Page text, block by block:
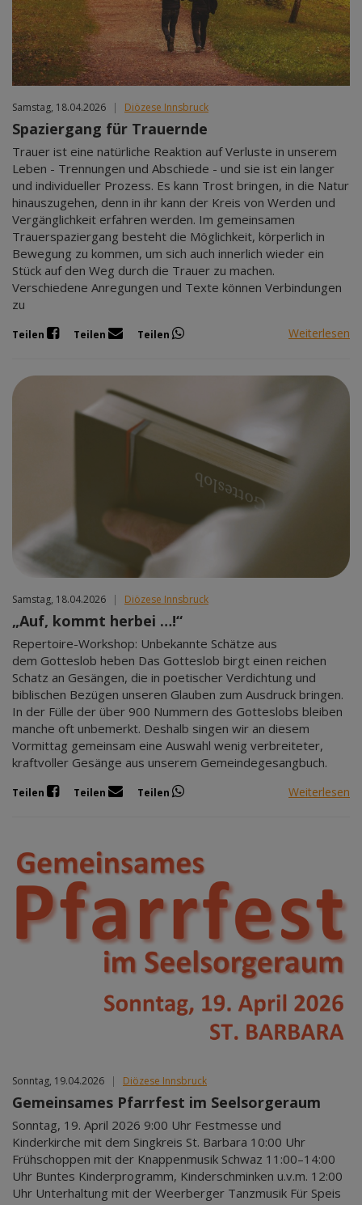
Samstag, 18.04.2026 | Diözese Innsbruck
Spaziergang für Trauernde
Trauer ist eine natürliche Reaktion auf Verluste in unserem
Leben - Trennungen und Abschiede - und sie ist ein langer
und individueller Prozess. Es kann Trost bringen, in die Natur
hinauszugehen, denn in ihr kann der Kreis von Werden und
Vergänglichkeit erfahren werden. Im gemeinsamen
Trauerspaziergang besteht die Möglichkeit, körperlich in
Bewegung zu kommen, um sich auch innerlich wieder ein
Stück auf den Weg durch die Trauer zu machen.
Verschiedene Anregungen und Texte können Verbindungen
zu
Teilen Teilen Teilen Weiterlesen
Samstag, 18.04.2026 | Diözese Innsbruck
„Auf, kommt herbei …!“
Repertoire-Workshop: Unbekannte Schätze aus
dem Gotteslob heben Das Gotteslob birgt einen reichen
Schatz an Gesängen, die in poetischer Verdichtung und
biblischen Bezügen unseren Glauben zum Ausdruck bringen.
In der Fülle der über 900 Nummern des Gotteslobs bleiben
manche oft unbemerkt. Deshalb singen wir an diesem
Vormittag gemeinsam eine Auswahl wenig verbreiteter,
kraftvoller Gesänge aus unserem Gemeindegesangbuch.
Teilen Teilen Teilen Weiterlesen
Sonntag, 19.04.2026 | Diözese Innsbruck
Gemeinsames Pfarrfest im Seelsorgeraum
Sonntag, 19. April 2026 9:00 Uhr Festmesse und
Kinderkirche mit dem Singkreis St. Barbara 10:00 Uhr
Frühschoppen mit der Knappenmusik Schwaz 11:00–14:00
Uhr Buntes Kinderprogramm, Kinderschminken u.v.m. 12:00
Uhr Unterhaltung mit der Weerberger Tanzmusik Für Speis